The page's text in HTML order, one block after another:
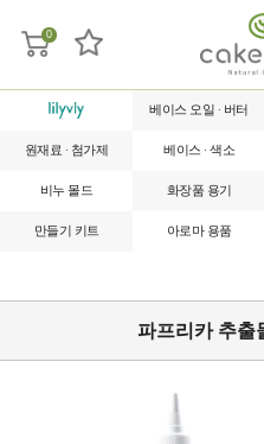
0
베이스 오일 · 버터
원재료 · 첨가제 베이스 · 색소
비누 몰드 화장품 용기
만들기 키트 아로마 용품
파프리카 추